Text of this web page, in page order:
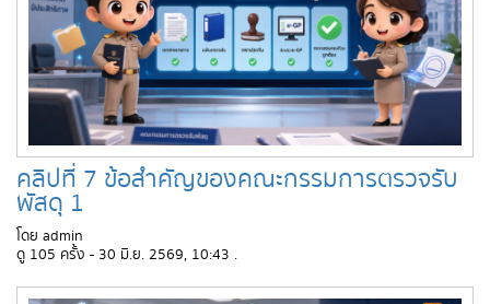
คลิปที่ 7 ข้อสำคัญของคณะกรรมการตรวจรับ
พัสดุ 1
โดย admin
ดู 105 ครั้ง - 30 มิ.ย. 2569, 10:43 .